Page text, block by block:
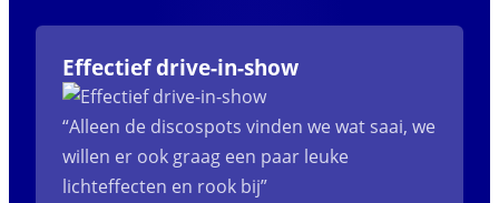
Effectief drive-in-show
“Alleen de discospots vinden we wat saai, we
willen er ook graag een paar leuke
lichteffecten en rook bij”